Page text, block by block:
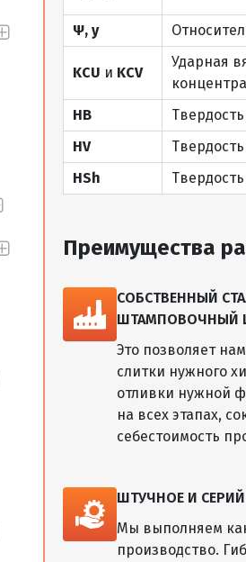
Ψ, y
KCU и KCV
Ударная
HB
HV
HSh
Преимущества
СОБСТВЕННЫЙ
ШТАМПОВОЧНЫЙ
Это позволяет
слитки нужного
отливки нужной
на всех этапах,
себестоимость
ШТУЧНОЕ И
Мы выполняем
производство.